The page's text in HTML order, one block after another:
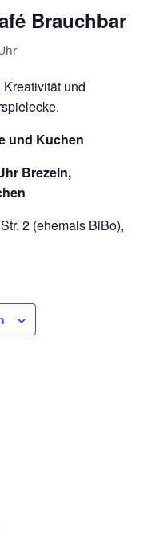
Brauchbar
und
und Kuchen
Brezeln,
2 (ehemals BiBo),